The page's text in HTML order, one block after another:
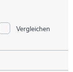
Vergleichen